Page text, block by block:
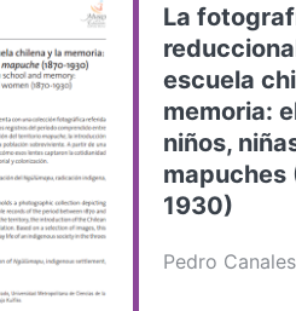
La
escuela
memoria:
niños,
mapuches
1930)
Pedro